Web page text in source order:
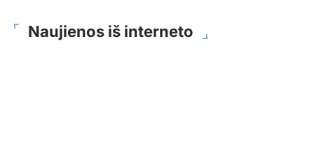
Naujienos iš interneto